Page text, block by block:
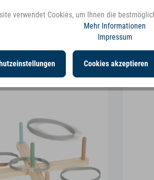
interessiert sein
NEU
verwendet Cookies, um Ihnen die
Mehr Informationen
Impressum
Cookies akzeptieren